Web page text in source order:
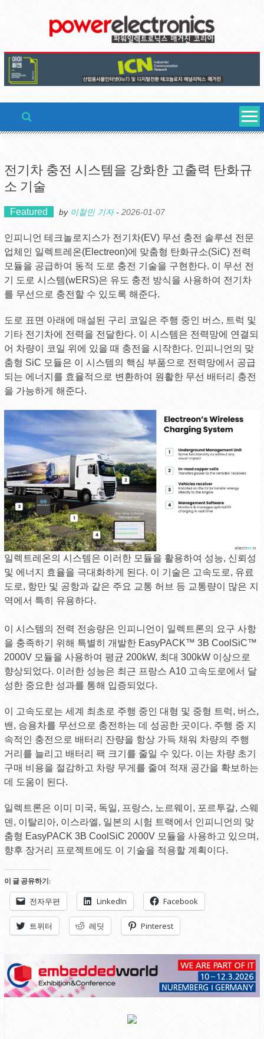
전기차 충전 시스템을 강화한 고출력 탄화규
소 기술
Featured by 이철민 기자- 2026-01-07
인피니언 테크놀로지스가 전기차(EV) 무선 충전 솔루션 전문
업체인 일렉트레온(Electreon)에 맞춤형 탄화규소(SiC) 전력
모듈을 공급하여 동적 도로 충전 기술을 구현한다. 이 무선 전
기 도로 시스템(wERS)은 유도 충전 방식을 사용하여 전기차
를 무선으로 충전할 수 있도록 해준다.
도로 표면 아래에 매설된 구리 코일은 주행 중인 버스, 트럭 및
기타 전기차에 전력을 전달한다. 이 시스템은 전력망에 연결되
어 차량이 코일 위에 있을 때 충전을 시작한다. 인피니언의 맞
춤형 SiC 모듈은 이 시스템의 핵심 부품으로 전력망에서 공급
되는 에너지를 효율적으로 변환하여 원활한 무선 배터리 충전
을 가능하게 해준다.
일렉트레온의 시스템은 이러한 모듈을 활용하여 성능, 신뢰성
및 에너지 효율을 극대화하게 된다. 이 기술은 고속도로, 유료
도로, 항만 및 공항과 같은 주요 교통 허브 등 교통량이 많은 지
역에서 특히 유용하다.
이 시스템의 전력 전송량은 인피니언이 일렉트론의 요구 사항
을 충족하기 위해 특별히 개발한 EasyPACK™ 3B CoolSiC™
2000V 모듈을 사용하여 평균 200kW, 최대 300kW 이상으로
향상되었다. 이러한 성능은 최근 프랑스 A10 고속도로에서 달
성한 중요한 성과를 통해 입증되었다.
이 고속도로는 세계 최초로 주행 중인 대형 및 중형 트럭, 버스,
밴, 승용차를 무선으로 충전하는 데 성공한 곳이다. 주행 중 지
속적인 충전으로 배터리 잔량을 항상 가득 채워 차량의 주행
거리를 늘리고 배터리 팩 크기를 줄일 수 있다. 이는 차량 초기
구매 비용을 절감하고 차량 무게를 줄여 적재 공간을 확보하는
데 도움이 된다.
일렉트론은 이미 미국, 독일, 프랑스, ​​노르웨이, 포르투갈, 스웨
덴, 이탈리아, 이스라엘, 일본의 시험 트랙에서 인피니언의 맞
춤형 EasyPACK 3B CoolSiC 2000V 모듈을 사용하고 있으며,
향후 장거리 프로젝트에도 이 기술을 적용할 계획이다.
이 글 공유하기:
전자우편 LinkedIn Facebook
트위터 레딧 Pinterest